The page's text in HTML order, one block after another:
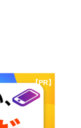
【PR】